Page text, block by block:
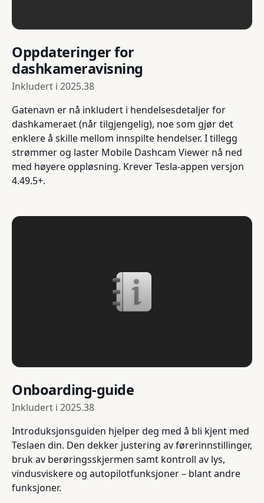
Oppdateringer for
dashkameravisning
Inkludert i 2025.38
Gatenavn er nå inkludert i hendelsesdetaljer for
dashkameraet (når tilgjengelig), noe som gjør det
enklere å skille mellom innspilte hendelser. I tillegg
strømmer og laster Mobile Dashcam Viewer nå ned
med høyere oppløsning. Krever Tesla-appen versjon
4.49.5+.
Onboarding-guide
Inkludert i 2025.38
Introduksjonsguiden hjelper deg med å bli kjent med
Teslaen din. Den dekker justering av førerinnstillinger,
bruk av berøringsskjermen samt kontroll av lys,
vindusviskere og autopilotfunksjoner – blant andre
funksjoner.